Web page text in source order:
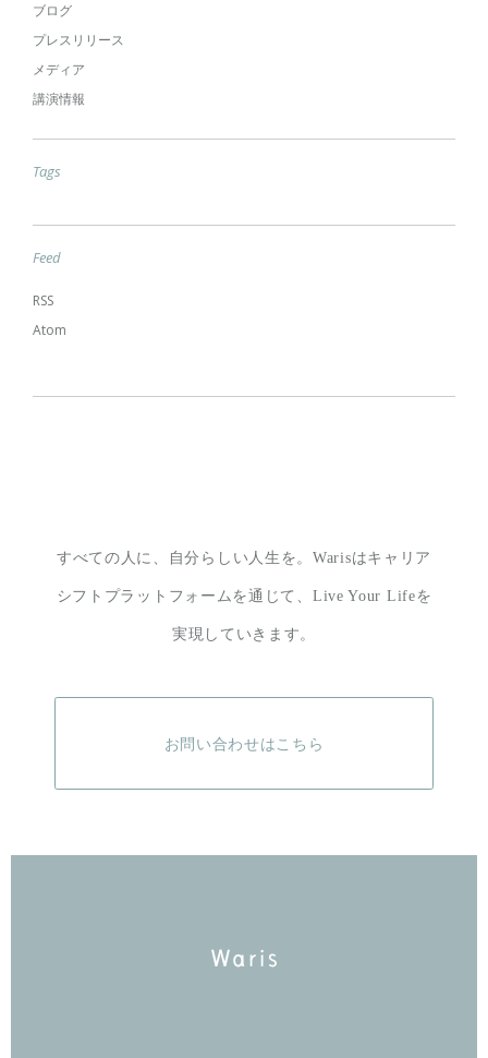
ブログ
プレスリリース
メディア
講演情報
Tags
Feed
RSS
Atom
すべての人に、自分らしい人生を。Warisはキャリア
シフトプラットフォームを通じて、 Live Your Lifeを
実現していきます。
お問い合わせはこちら